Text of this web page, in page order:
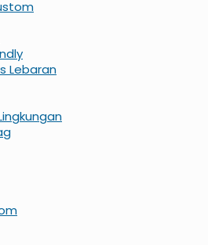
Lebaran